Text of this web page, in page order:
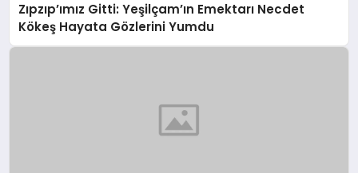
Zıpzıp’ımız Gitti: Yeşilçam’ın Emektarı Necdet
Kökeş Hayata Gözlerini Yumdu